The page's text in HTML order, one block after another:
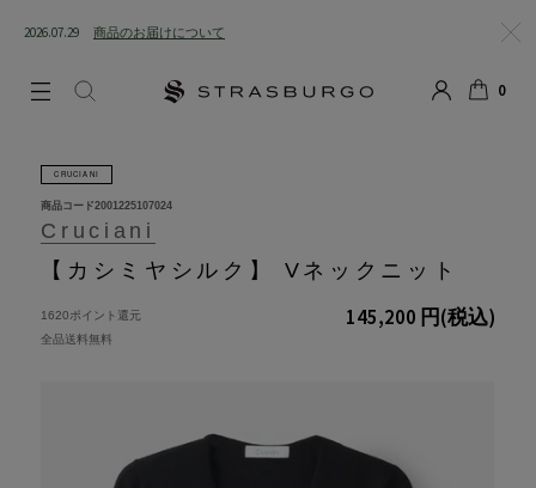
2026.07.29 商品のお届けについて
0
CRUCIANI
Cruciani
【カシミヤシルク】 Vネックニット
商品コード2001225107024
145,200 円(税込)
1620ポイント還元
全品送料無料